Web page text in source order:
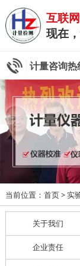
互联
现在
计量咨询热
当前位置： 首页> 实
关于我们
企业责任